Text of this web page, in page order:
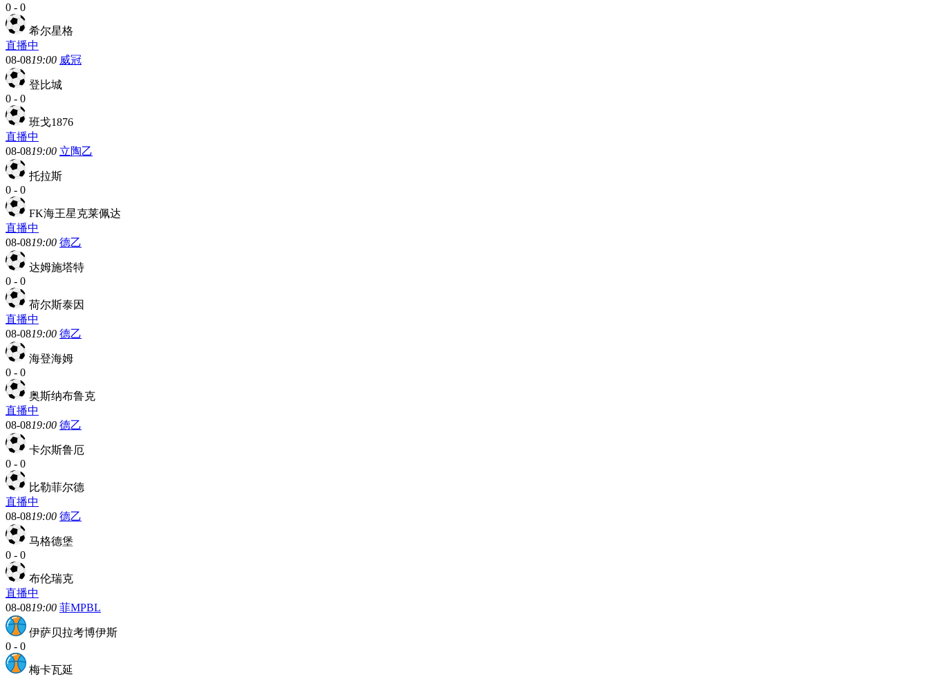
0 - 0
希尔星格
直播中
08-0819:00 威冠
登比城
0 - 0
班戈1876
直播中
08-0819:00 立陶乙
托拉斯
0 - 0
FK海王星克莱佩达
直播中
08-0819:00 德乙
达姆施塔特
0 - 0
荷尔斯泰因
直播中
08-0819:00 德乙
海登海姆
0 - 0
奥斯纳布鲁克
直播中
08-0819:00 德乙
卡尔斯鲁厄
0 - 0
比勒菲尔德
直播中
08-0819:00 德乙
马格德堡
0 - 0
布伦瑞克
直播中
08-0819:00 菲MPBL
伊萨贝拉考博伊斯
0 - 0
梅卡瓦延